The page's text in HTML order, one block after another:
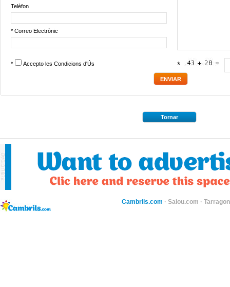
Telèfon
* Correo Electrònic
* Accepto les Condicions d'Ús *
Tornar
Cambrils.com · Salou.com ·